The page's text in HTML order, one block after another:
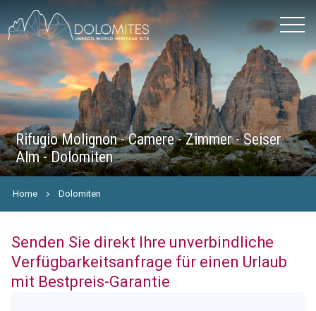
Rifugio Molignon - Camere - Zimmer - Seiser
Alm - Dolomiten
Home Dolomiten
Senden Sie direkt Ihre unverbindliche
Verfügbarkeitsanfrage für einen Urlaub
mit Bestpreis-Garantie